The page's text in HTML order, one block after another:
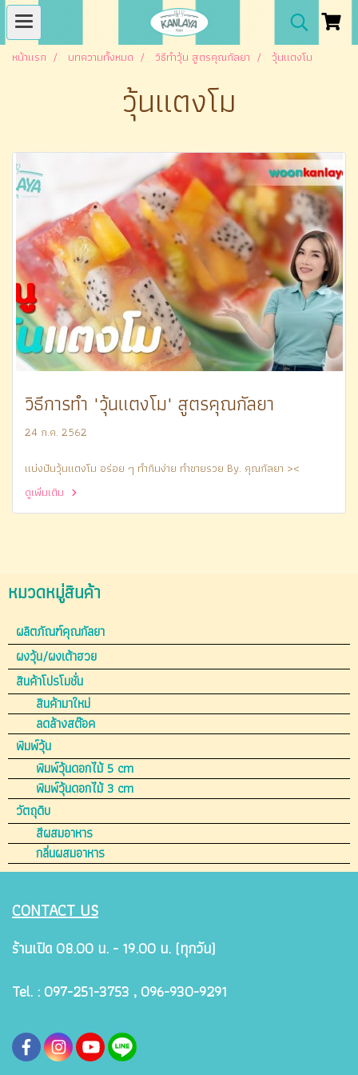
หน้าแรก บทความทั้งหมด วิธีทำวุ้น สูตรคุณกัลยา วุ้นแตงโม
วุ้นแตงโม
วิธีการทำ "วุ้นแตงโม" สูตรคุณกัลยา
24 ก.ค. 2562
แบ่งปันวุ้นแตงโม อร่อย ๆ ทำกินง่าย ทำขายรวย By. คุณกัลยา ><
ดูเพิ่มเติม
หมวดหมู่สินค้า
ผลิตภัณฑ์คุณกัลยา
ผงวุ้น/ผงเต้าฮวย
สินค้าโปรโมชั่น
สินค้ามาใหม่
ลดล้างสต๊อค
พิมพ์วุ้น
พิมพ์วุ้นดอกไม้ 5 cm
พิมพ์วุ้นดอกไม้ 3 cm
วัตถุดิบ
สีผสมอาหาร
กลิ่นผสมอาหาร
CONTACT US
ร้านเปิด 08.00 น. - 19.00 น. (ทุกวัน)
Tel. : 097-251-3753 , 096-930-9291